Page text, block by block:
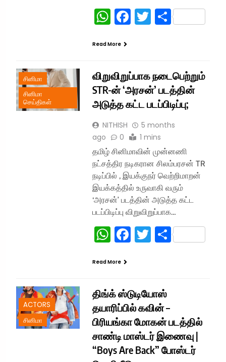
WhatsApp
Facebook
TwitterShare
Read More
சினிமா
சினிமா
செய்திகள்
விறுவிறுப்பாக நடைபெற்றும்
STR-ன் ‘அரசன்’ படத்தின்
அடுத்த கட்ட படப்பிடிப்பு;
NITHISH
5 months
ago
0 1 mins
தமிழ் சினிமாவின் முன்னணி
நட்சத்திர நடிகரான சிலம்பரசன் TR
நடிப்பில் , இயக்குநர் வெற்றிமாறன்
இயக்கத்தில் உருவாகி வரும்
‘அரசன்’ படத்தின் அடுத்த கட்ட
படப்பிடிப்பு விறுவிறுப்பாக…
WhatsApp
Facebook
TwitterShare
Read More
ACTORS
சினிமா
திங்க் ஸ்டுடியோஸ்
தயாரிப்பில் கவின் –
பிரியங்கா மோகன் படத்தில்
சாண்டி மாஸ்டர் இணைவு |
“Boys Are Back” போஸ்டர்